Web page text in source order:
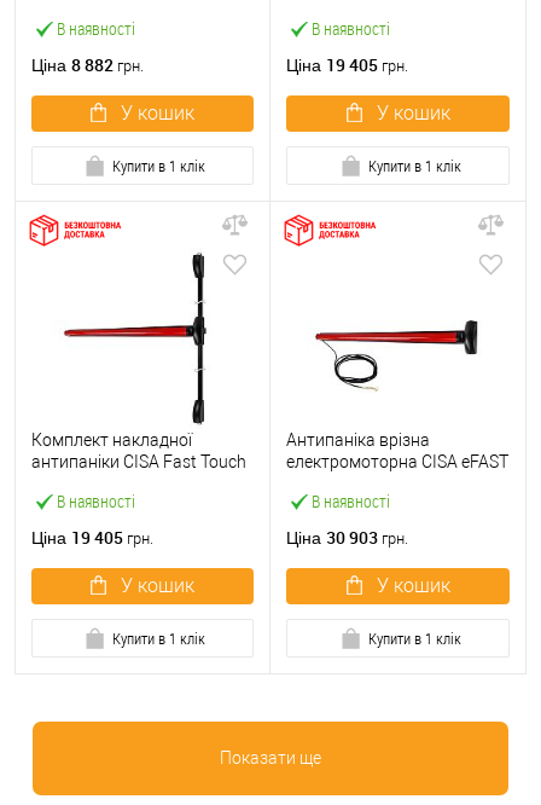
В наявності
штангою 1500 мм червона
Ціна 8 882 грн.
У кошик
Купити в 1 клік
В наявності
точковий вбік червона
Ціна 19 405 грн.
У кошик
Купити в 1 клік
В наявності
Комплект накладної
антипаніки CISA Fast Touch
точковий вверх-вниз
Ціна 19 405 грн.
У кошик
Купити в 1 клік
В наявності
Антипаніка врізна
електромоторна CISA eFAST
Ціна 30 903 грн.
У кошик
Купити в 1 клік
Показати ще